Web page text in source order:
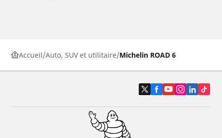
Accueil Auto, SUV et utilitaire Michelin ROAD 6